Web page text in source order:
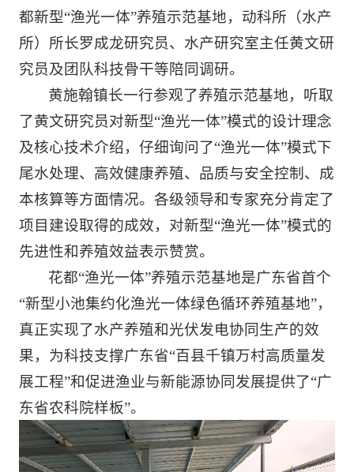
都新型“渔光一体”养殖示范基地，动科所（水产
所）所长罗成龙研究员、水产研究室主任黄文研
究员及团队科技骨干等陪同调研。
黄施翰镇长一行参观了养殖示范基地，听取
了黄文研究员对新型“渔光一体”模式的设计理念
及核心技术介绍，仔细询问了“渔光一体”模式下
尾水处理、高效健康养殖、品质与安全控制、成
本核算等方面情况。各级领导和专家充分肯定了
项目建设取得的成效，对新型“渔光一体”模式的
先进性和养殖效益表示赞赏。
花都“渔光一体”养殖示范基地是广东省首个
“新型小池集约化渔光一体绿色循环养殖基地”，
真正实现了水产养殖和光伏发电协同生产的效
果，为科技支撑广东省“百县千镇万村高质量发
展工程”和促进渔业与新能源协同发展提供了“广
东省农科院样板”。